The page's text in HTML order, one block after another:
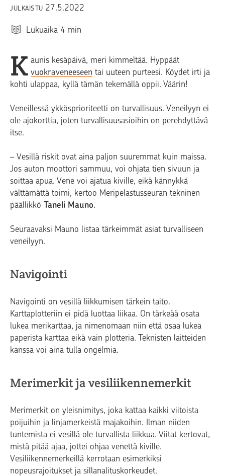
JULKAISTU 27.5.2022
Lukuaika 4 min
K aunis kesäpäivä, meri kimmeltää. Hyppäät
vuokraveneeseen tai uuteen purteesi. Köydet irti ja
kohti ulappaa, kyllä tämän tekemällä oppii. Väärin!
Veneillessä ykkösprioriteetti on turvallisuus. Veneilyyn ei
ole ajokorttia, joten turvallisuusasioihin on perehdyttävä
itse.
– Vesillä riskit ovat aina paljon suuremmat kuin maissa.
Jos auton moottori sammuu, voi ohjata tien sivuun ja
soittaa apua. Vene voi ajatua kiville, eikä kännykkä
välttämättä toimi, kertoo Meripelastusseuran tekninen
päällikkö Taneli Mauno.
Seuraavaksi Mauno listaa tärkeimmät asiat turvalliseen
veneilyyn.
Navigointi
Navigointi on vesillä liikkumisen tärkein taito.
Karttaplotteriin ei pidä luottaa liikaa. On tärkeää osata
lukea merikarttaa, ja nimenomaan niin että osaa lukea
paperista karttaa eikä vain plotteria. Teknisten laitteiden
kanssa voi aina tulla ongelmia.
Merimerkit ja vesiliikennemerkit
Merimerkit on yleisnimitys, joka kattaa kaikki viitoista
poijuihin ja linjamerkeistä majakoihin. Ilman niiden
tuntemista ei vesillä ole turvallista liikkua. Viitat kertovat,
mistä pitää ajaa, jottei ohjaa venettä kiville.
Vesiliikennemerkeillä kerrotaan esimerkiksi
nopeusrajoitukset ja sillanalituskorkeudet.